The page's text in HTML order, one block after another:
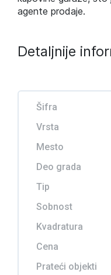
agente prodaje.
Detaljnije
Šifra
Vrsta
Mesto
Deo grada
Tip
Sobnost
Kvadratura
Cena
Prateći objekti